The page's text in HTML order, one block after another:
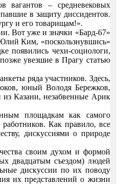
– средневековых
в защиту диссидентов.
и его товарищам!».
Вот уже и значки «Бард-67»
Ким, «поскользнувшись»
появились чехи-социологи,
увезшие в Прагу статью
ряда участников. Здесь,
юный Володя Бережков,
Казани, незабвенные Арик
площадкам как самого
Как правило, все
дискуссиями о природе
своим духом и формой
двадцатым съездом) людей
дискуссии по их поводу
их представлений о жизни